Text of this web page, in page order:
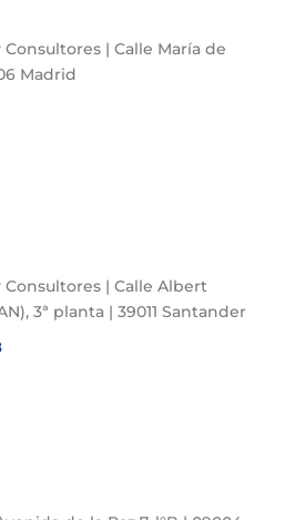
Consultores | Calle María de
Madrid
Consultores | Calle Albert
3ª planta | 39011 Santander